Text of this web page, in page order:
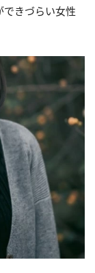
きづらい女性